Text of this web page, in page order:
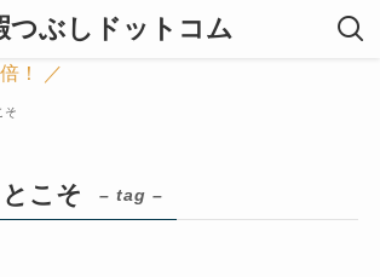
つぶしドットコム
！ ／
そ
こそ – tag –